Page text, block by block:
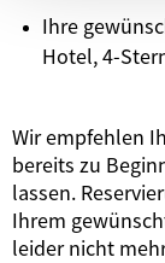
Ihre
Hotel, 4-
Wir empfehlen
bereits zu
lassen.
Ihrem
leider nicht